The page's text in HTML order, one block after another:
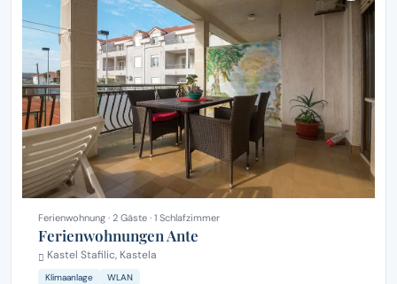
Ferienwohnung · 2 Gäste · 1 Schlafzimmer
Ferienwohnungen Ante
Kastel Stafilic, Kastela
Klimaanlage WLAN